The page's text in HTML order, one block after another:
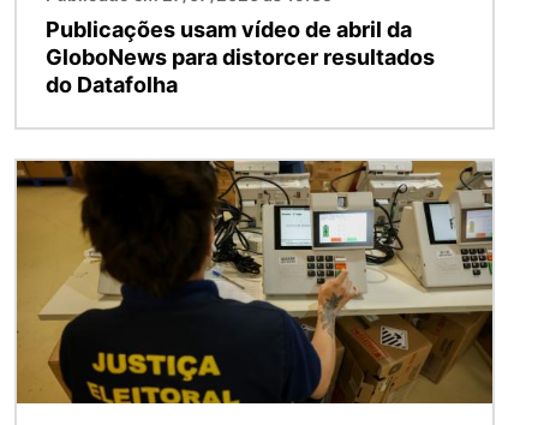
Publicações usam vídeo de abril da
GloboNews para distorcer resultados
do Datafolha
Imagem